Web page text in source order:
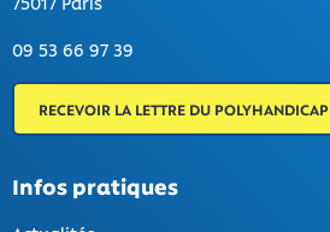
09 53 66 97 39
RECEVOIR LA LETTRE DU POLYHANDICAP
Infos pratiques